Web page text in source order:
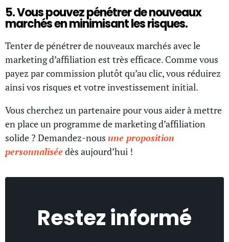
5. Vous pouvez pénétrer de nouveaux
marchés en minimisant les risques.
Tenter de pénétrer de nouveaux marchés avec le
marketing d’affiliation est très efficace. Comme vous
payez par commission plutôt qu’au clic, vous réduirez
ainsi vos risques et votre investissement initial.
Vous cherchez un partenaire pour vous aider à mettre
en place un programme de marketing d’affiliation
solide ? Demandez-nous une proposition
personnaliséedès aujourd’hui !
Restez informé